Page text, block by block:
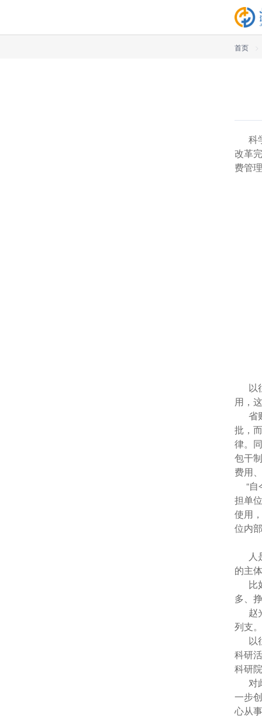
首页
科
改革
费管
以
用，
省
批，
律。
包干
费用
“自
担单
使用
位内
人
的主
比
多、
赵
列支
以
科研
科研
对
一步
心从